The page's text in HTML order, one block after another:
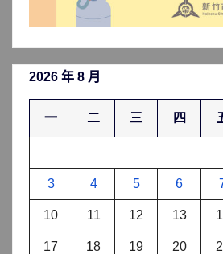
2026 年 8 月
一 二 三 四
3 4 5 6
10 11 12 13
17 18 19 20